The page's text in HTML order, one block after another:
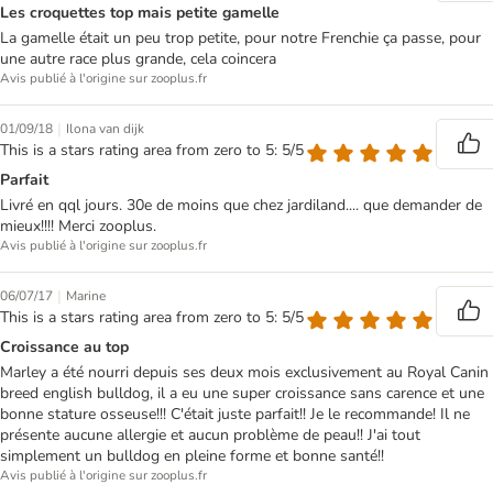
Les croquettes top mais petite gamelle
La gamelle était un peu trop petite, pour notre Frenchie ça passe, pour
une autre race plus grande, cela coincera
Avis publié à l'origine sur zooplus.fr
01/09/18 | Ilona van dijk
This is a stars rating area from zero to 5: 5/5
Parfait
Livré en qql jours. 30e de moins que chez jardiland.... que demander de
mieux!!!! Merci zooplus.
Avis publié à l'origine sur zooplus.fr
06/07/17 | Marine
This is a stars rating area from zero to 5: 5/5
Croissance au top
Marley a été nourri depuis ses deux mois exclusivement au Royal Canin
breed english bulldog, il a eu une super croissance sans carence et une
bonne stature osseuse!!! C'était juste parfait!! Je le recommande! Il ne
présente aucune allergie et aucun problème de peau!! J'ai tout
simplement un bulldog en pleine forme et bonne santé!!
Avis publié à l'origine sur zooplus.fr